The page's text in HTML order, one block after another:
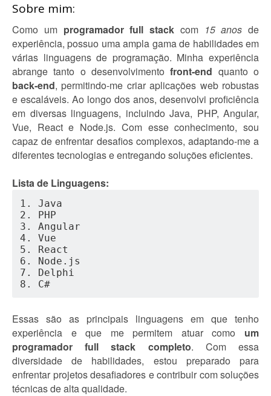
Sobre mim:
Como um programador full stack com 15 anos de
experiência, possuo uma ampla gama de habilidades em
várias linguagens de programação. Minha experiência
abrange tanto o desenvolvimentofront-end quanto o
back-end, permitindo-me criar aplicações web robustas
e escaláveis. Ao longo dos anos, desenvolvi proficiência
em diversas linguagens, incluindo Java, PHP, Angular,
Vue, React e Node.js. Com esse conhecimento, sou
capaz de enfrentar desafios complexos, adaptando-me a
diferentes tecnologias e entregando soluções eficientes.
Lista de Linguagens:
1. Java
2. PHP
3. Angular
4. Vue
5. React
6. Node.js
7. Delphi
8. C#
Essas são as principais linguagens em que tenho
experiência e que me permitem atuar como um
programador full stack completo. Com essa
diversidade de habilidades, estou preparado para
enfrentar projetos desafiadores e contribuir com soluções
técnicas de alta qualidade.